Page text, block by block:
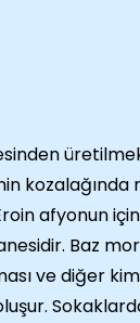
kozalağında
afyonun
Baz
ve diğer